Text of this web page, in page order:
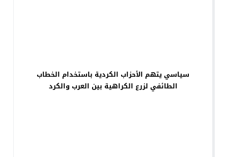
سياسي يتهم الأحزاب الكردية باستخدام الخطاب
الطائفي لزرع الكراهية بين العرب والكرد